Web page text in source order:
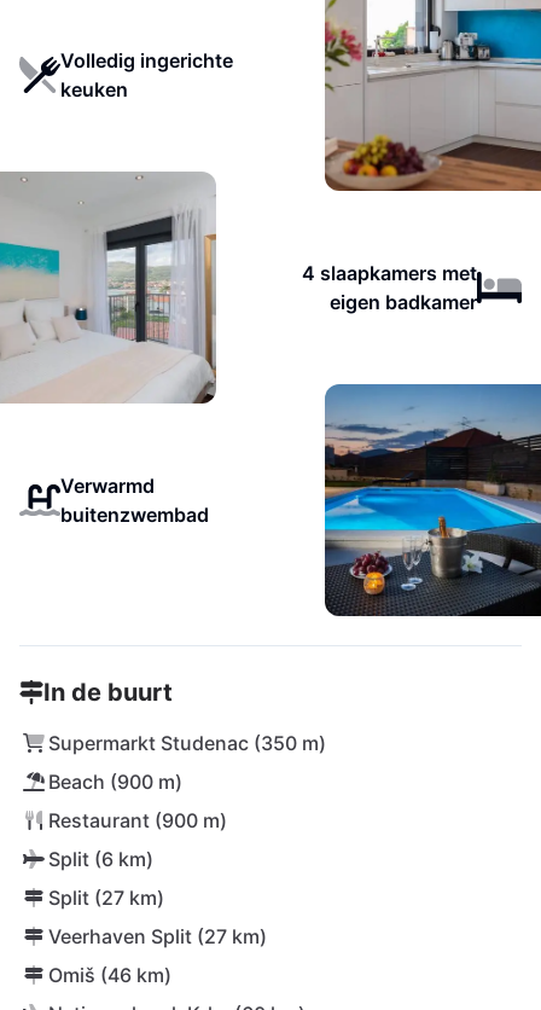
Volledig ingerichte
keuken
4 slaapkamers met
eigen badkamer
Verwarmd
buitenzwembad
In de buurt
Supermarkt Studenac (350 m)
Beach (900 m)
Restaurant (900 m)
Split (6 km)
Split (27 km)
Veerhaven Split (27 km)
Omiš (46 km)